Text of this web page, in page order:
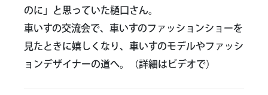
のに」と思っていた樋口さん。
車いすの交流会で、車いすのファッションショーを
見たときに嬉しくなり、車いすのモデルやファッシ
ョンデザイナーの道へ。（詳細はビデオで）